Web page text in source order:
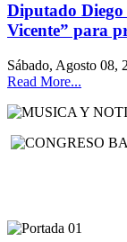
Diputado
Vicente” para
Sábado, Agosto 08,
Read More...